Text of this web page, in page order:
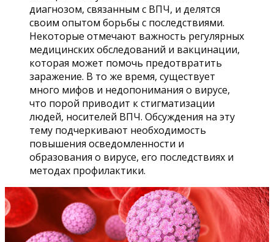
диагнозом, связанным с ВПЧ, и делятся
своим опытом борьбы с последствиями.
Некоторые отмечают важность регулярных
медицинских обследований и вакцинации,
которая может помочь предотвратить
заражение. В то же время, существует
много мифов и недопонимания о вирусе,
что порой приводит к стигматизации
людей, носителей ВПЧ. Обсуждения на эту
тему подчеркивают необходимость
повышения осведомленности и
образования о вирусе, его последствиях и
методах профилактики.